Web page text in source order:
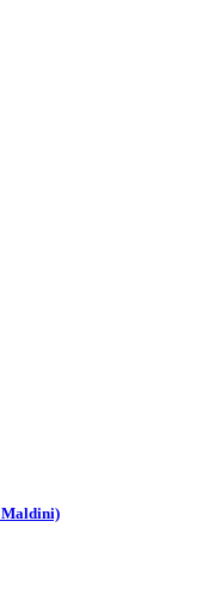
Maldini)